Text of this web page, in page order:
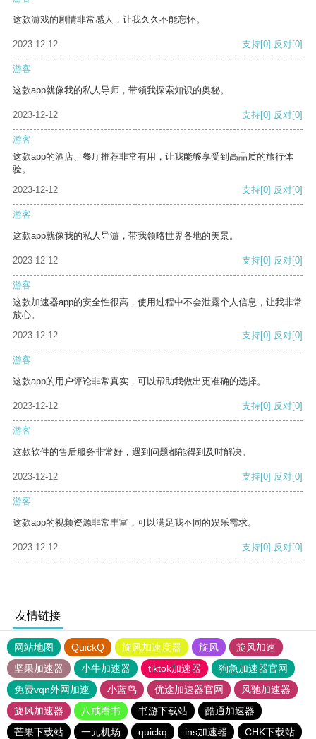
这款游戏的剧情非常感人，让我久久不能忘怀。
2023-12-12 支持[0] 反对[0]
游客
这款app就像我的私人导师，带领我探索知识的奥秘。
2023-12-12 支持[0] 反对[0]
游客
这款app的酒店、餐厅推荐非常有用，让我能够享受到高品质的旅行体
验。
2023-12-12
支持[0] 反对[0]
游客
这款app就像我的私人导游，带我领略世界各地的美景。
2023-12-12 支持[0] 反对[0]
游客
这款加速器app的安全性很高，使用过程中不会泄露个人信息，让我非常
放心。
2023-12-12
支持[0] 反对[0]
游客
这款app的用户评论非常真实，可以帮助我做出更准确的选择。
2023-12-12 支持[0] 反对[0]
游客
这款软件的售后服务非常好，遇到问题都能得到及时解决。
2023-12-12 支持[0] 反对[0]
游客
这款app的视频资源非常丰富，可以满足我不同的娱乐需求。
2023-12-12 支持[0] 反对[0]
友情链接
网站地图 QuickQ 旋风加速度器 旋风
旋风加速
坚果加速器
小牛加速器 tiktok加速器
狗急加速器官网
免费vqn外网加速
小蓝鸟 优途加速器官网
风驰加速器
旋风加速器
八戒看书 书游下载站
酷通加速器
芒果下载站
一元机场 quickq ins加速器 CHK下载站